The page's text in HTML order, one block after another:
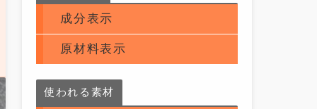
成分表示
原材料表示
使われる素材